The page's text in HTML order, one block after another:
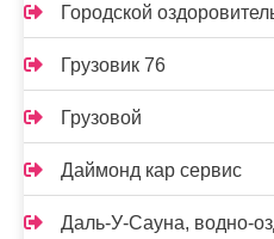
Городской
Грузовик 76
Грузовой
Даймонд кар сервис
Даль-У-Сауна, водно-